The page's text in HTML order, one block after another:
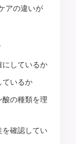
アの違いが
しているか
ているか
の種類を理
確認してい